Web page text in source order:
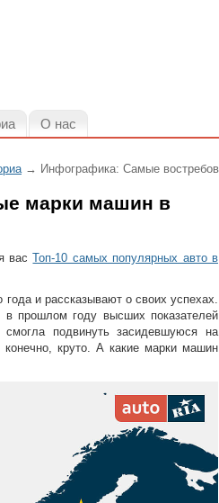
О нас
→ Инфографика: Самые
марки машин в
васТоп-10 самых популярных авто в
и рассказывают о своих успехах.
в прошлом году высших показателей
смогла подвинуть засидевшуюся на
круто. А какие марки машин